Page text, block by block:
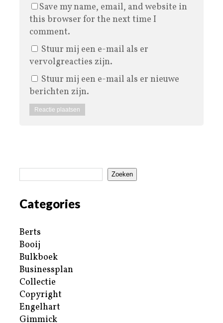
Save my name, email, and website in
this browser for the next time I
comment.
Stuur mij een e-mail als er
vervolgreacties zijn.
Stuur mij een e-mail als er nieuwe
berichten zijn.
Zoeken
Categories
Berts
Booij
Bulkboek
Businessplan
Collectie
Copyright
Engelhart
Gimmick